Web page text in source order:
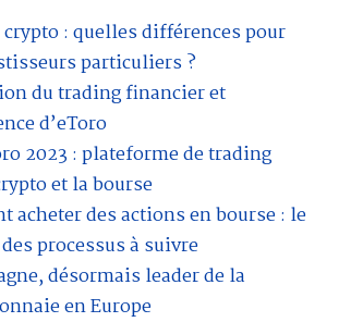
crypto : quelles différences pour
particuliers ?
du trading financier et
d’eToro
2023 : plateforme de trading
et la bourse
acheter des actions en bourse : le
processus à suivre
désormais leader de la
en Europe